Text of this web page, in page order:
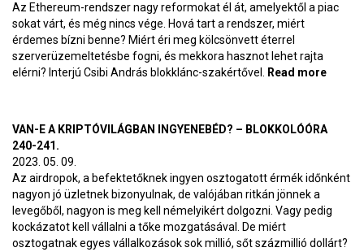
Az Ethereum-rendszer nagy reformokat él át, amelyektől a piac
sokat várt, és még nincs vége. Hová tart a rendszer, miért
érdemes bízni benne? Miért éri meg kölcsönvett éterrel
szerverüzemeltetésbe fogni, és mekkora hasznot lehet rajta
elérni? Interjú Csibi András blokklánc-szakértővel.
Read more
VAN-E A KRIPTÓVILÁGBAN INGYENEBÉD? – BLOKKOLÓÓRA
240-241.
2023. 05. 09.
Az airdropok, a befektetőknek ingyen osztogatott érmék időnként
nagyon jó üzletnek bizonyulnak, de valójában ritkán jönnek a
levegőből, nagyon is meg kell némelyikért dolgozni. Vagy pedig
kockázatot kell vállalni a tőke mozgatásával. De miért
osztogatnak egyes vállalkozások sok millió, sőt százmillió dollárt?